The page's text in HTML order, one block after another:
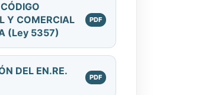
Y COMERCIAL
(Ley 5357)
DEL EN.RE.